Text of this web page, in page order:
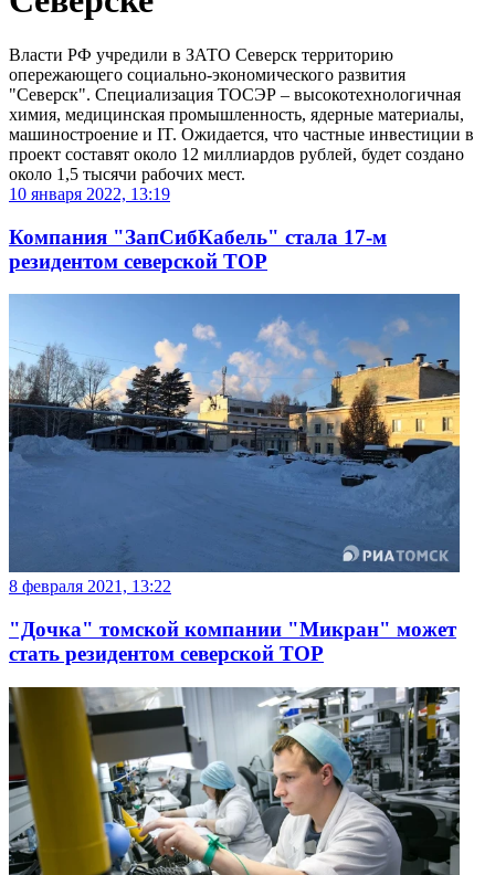
Власти РФ учредили в ЗАТО Северск территорию
опережающего социально-экономического развития
"Северск". Специализация ТОСЭР – высокотехнологичная
химия, медицинская промышленность, ядерные материалы,
машиностроение и IT. Ожидается, что частные инвестиции в
проект составят около 12 миллиардов рублей, будет создано
около 1,5 тысячи рабочих мест.
10 января 2022, 13:19
Компания "ЗапСибКабель" стала 17-м
резидентом северской ТОР
8 февраля 2021, 13:22
"Дочка" томской компании "Микран" может
стать резидентом северской ТОР